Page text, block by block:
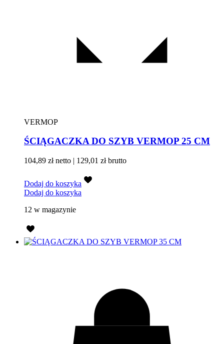
VERMOP
ŚCIĄGACZKA DO SZYB VERMOP 25 CM
104,89 złnetto | 129,01 złbrutto
Dodaj do koszyka
Dodaj do koszyka
12 w magazynie